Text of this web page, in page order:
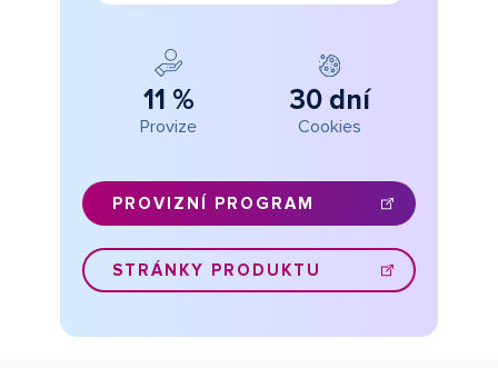
11 %
Provize
30 dní
Cookies
PROVIZNÍ PROGRAM
STRÁNKY PRODUKTU